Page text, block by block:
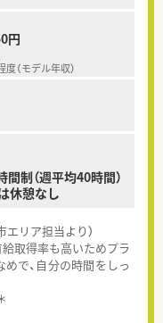
円
（モデル年収）
制（週平均40時間）
休憩なし
リア担当より）
取得率も高いためプラ
で、自分の時間をしっ